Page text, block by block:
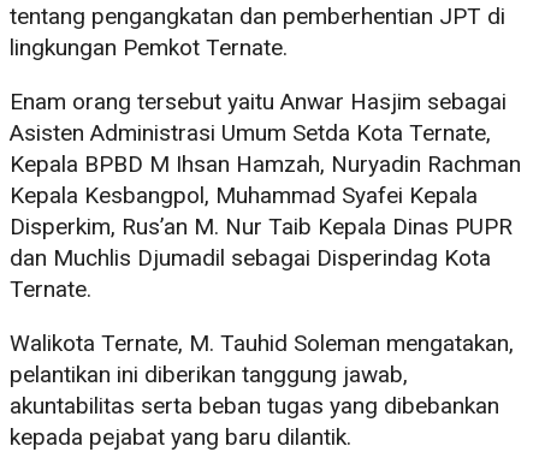
tentang pengangkatan dan pemberhentian JPT di
lingkungan Pemkot Ternate.
Enam orang tersebut yaitu Anwar Hasjim sebagai
Asisten Administrasi Umum Setda Kota Ternate,
Kepala BPBD M Ihsan Hamzah, Nuryadin Rachman
Kepala Kesbangpol, Muhammad Syafei Kepala
Disperkim, Rus’an M. Nur Taib Kepala Dinas PUPR
dan Muchlis Djumadil sebagai Disperindag Kota
Ternate.
Walikota Ternate, M. Tauhid Soleman mengatakan,
pelantikan ini diberikan tanggung jawab,
akuntabilitas serta beban tugas yang dibebankan
kepada pejabat yang baru dilantik.